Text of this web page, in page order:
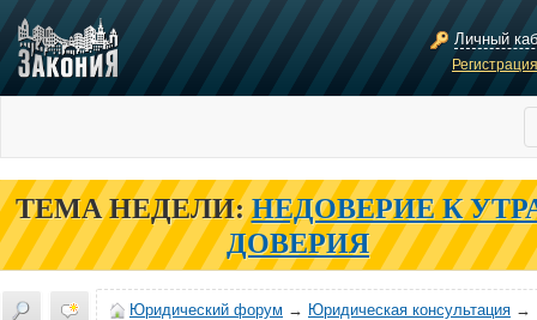
Личный
ТЕМА НЕДЕЛИ: НЕДОВЕРИЕ К
ДОВЕРИЯ
Юридический форум → Юридическая консультация →